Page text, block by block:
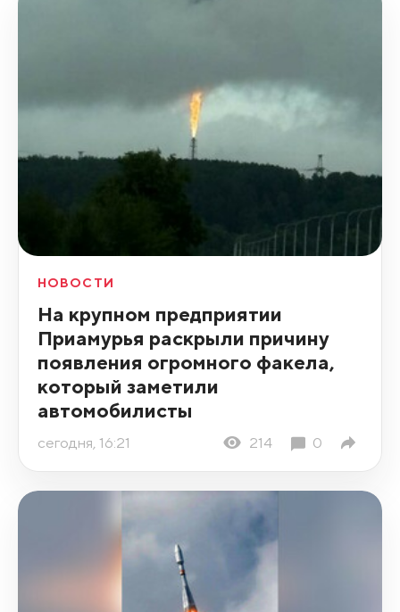
НОВОСТИ
На крупном предприятии
Приамурья раскрыли причину
появления огромного факела,
который заметили
автомобилисты
сегодня, 16:21 214 0